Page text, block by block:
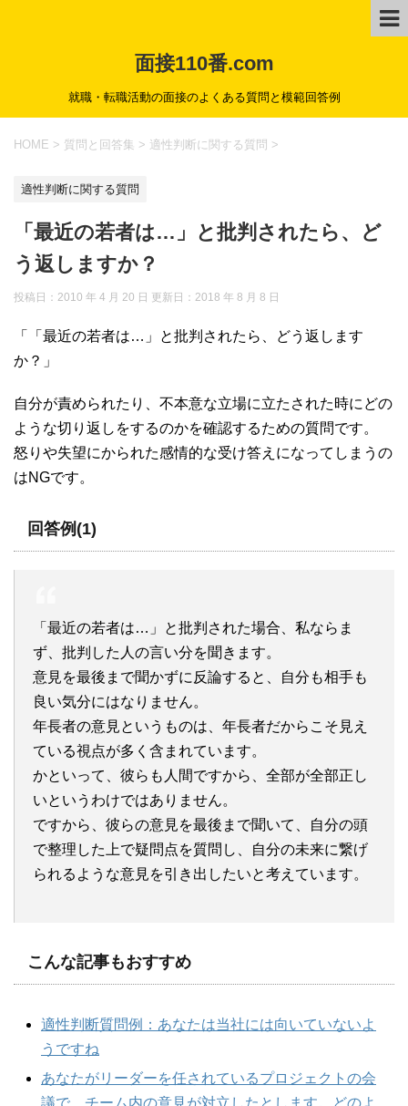
面接110番.com
就職・転職活動の面接のよくある質問と模範回答例
HOME > 質問と回答集 > 適性判断に関する質問 >
適性判断に関する質問
「最近の若者は…」と批判されたら、ど
う返しますか？
投稿日：2010 年 4 月 20 日 更新日： 2018 年 8 月 8 日
「「最近の若者は…」と批判されたら、どう返します
か？」
自分が責められたり、不本意な立場に立たされた時にどの
ような切り返しをするのかを確認するための質問です。
怒りや失望にかられた感情的な受け答えになってしまうの
はNGです。
回答例(1)
「最近の若者は…」と批判された場合、私ならま
ず、批判した人の言い分を聞きます。
意見を最後まで聞かずに反論すると、自分も相手も
良い気分にはなりません。
年長者の意見というものは、年長者だからこそ見え
ている視点が多く含まれています。
かといって、彼らも人間ですから、全部が全部正し
いというわけではありません。
ですから、彼らの意見を最後まで聞いて、自分の頭
で整理した上で疑問点を質問し、自分の未来に繋げ
られるような意見を引き出したいと考えています。
こんな記事もおすすめ
適性判断質問例：あなたは当社には向いていないよ
うですね
あなたがリーダーを任されているプロジェクトの会
議で、チーム内の意見が対立したとします。どのよ